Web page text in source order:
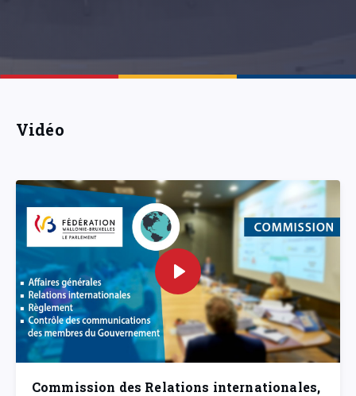
Vidéo
Commission des Relations internationales,